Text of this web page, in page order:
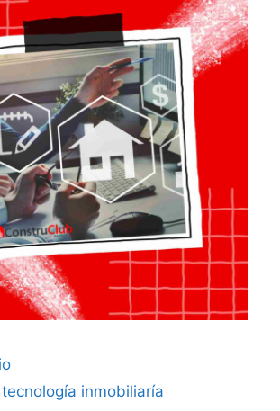
tecnología inmobiliaría